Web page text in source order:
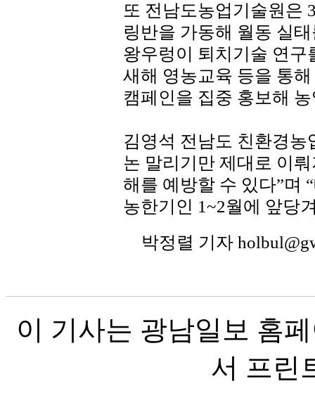
또 전남도농업기술원은
링반을 가동해 월동 실
왕우렁이 퇴치기술 연구
새해 영농교육 등을 통
캠페인을 집중 홍보해
김영석 전남도 친환경농
논 말리기만 제대로 이
해를 예방할 수 있다”며
농한기인 1~2월에 앞당
박정렬 기자
이 기사는 광남일보 홈
서 프린